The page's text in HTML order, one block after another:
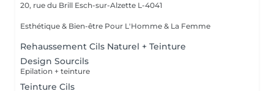
20, rue du Brill Esch-sur-Alzette L-4041
Esthétique & Bien-être Pour L'Homme & La Femme
Rehaussement Cils Naturel + Teinture
Design Sourcils
Epilation + teinture
Teinture Cils